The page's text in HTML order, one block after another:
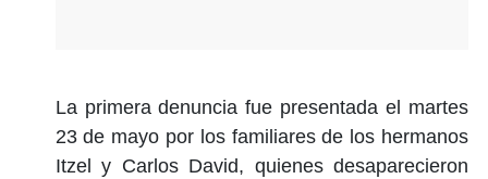
La primera denuncia fue presentada el martes
23 de mayo por los familiares de los hermanos
Itzel y Carlos David, quienes desaparecieron